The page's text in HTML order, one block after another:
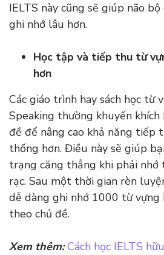
IELTS này cũng sẽ giúp não
ghi nhớ lâu hơn.
Học tập và tiếp thu từ
hơn
Các giáo trình hay sách học từ
Speaking thường khuyến
đề để nâng cao khả năng tiếp
thống hơn. Điều này sẽ giúp
trạng căng thẳng khi phải
rạc. Sau một thời gian rèn
dễ dàng ghi nhớ 1000 từ vựng
theo chủ đề.
Xem thêm: Cách học IELTS